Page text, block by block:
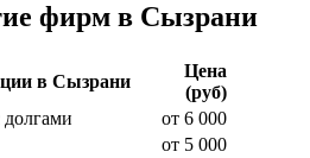
фирм в Сызрани
в Сызрани
Цена
(руб)
от 6 000
от 5 000